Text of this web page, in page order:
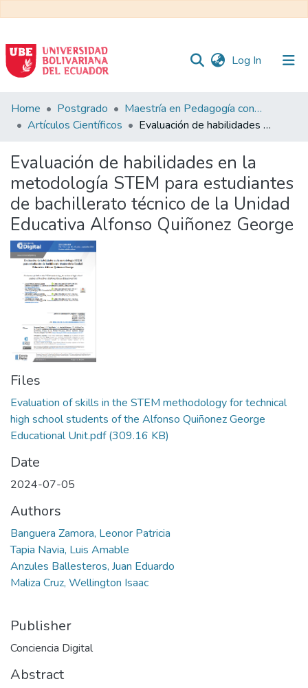
Log In (current)
Communities
&
All of DSpace
Statistics
Home Postgrado
Maestría en Pedagogía con Mención en Formación Técnica y Profesional
Artículos Científicos
Evaluación de habilidades en la metodología STEM para estudiantes de bachillerato técnico de la Unidad Educativa Alfonso Quiñonez George
Evaluación de habilidades en la
metodología STEM para estudiantes
de bachillerato técnico de la Unidad
Educativa Alfonso Quiñonez George
Files
Evaluation of skills in the STEM methodology for technical
high school students of the Alfonso Quiñonez George
Educational Unit.pdf(309.16 KB)
Date
2024-07-05
Authors
Banguera Zamora, Leonor Patricia
Tapia Navia, Luis Amable
Anzules Ballesteros, Juan Eduardo
Maliza Cruz, Wellington Isaac
Publisher
Conciencia Digital
Abstract